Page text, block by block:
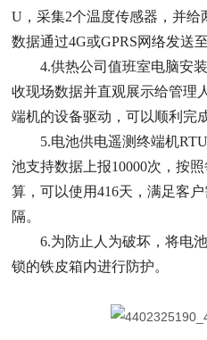
U，采集2个温度传感器，并
数据通过4G或GPRS网络发送
4.供热公司值班室电脑安装
收现场数据并直观展示给管理
端机的设备驱动，可以顺利完
5.电池供电遥测终端机
池支持数据上报10000次，按
算，可以使用416天，满足客
隔。
6.为防止人为破坏，将电池
锁的铁皮箱内进行防护。